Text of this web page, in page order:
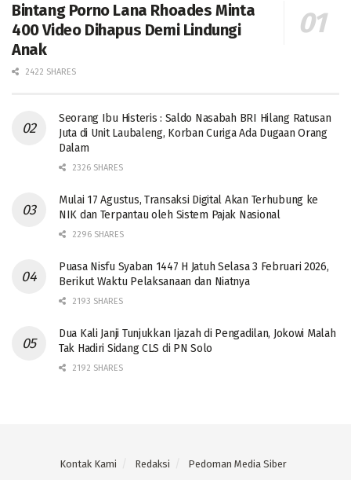
Bintang Porno Lana Rhoades Minta
400 Video Dihapus Demi Lindungi
Anak
2422 SHARES
Seorang Ibu Histeris : Saldo Nasabah BRI Hilang Ratusan
Juta di Unit Laubaleng, Korban Curiga Ada Dugaan Orang
Dalam
2326 SHARES
Mulai 17 Agustus, Transaksi Digital Akan Terhubung ke
NIK dan Terpantau oleh Sistem Pajak Nasional
2296 SHARES
Puasa Nisfu Syaban 1447 H Jatuh Selasa 3 Februari 2026,
Berikut Waktu Pelaksanaan dan Niatnya
2193 SHARES
Dua Kali Janji Tunjukkan Ijazah di Pengadilan, Jokowi Malah
Tak Hadiri Sidang CLS di PN Solo
2192 SHARES
Kontak Kami Redaksi Pedoman Media Siber